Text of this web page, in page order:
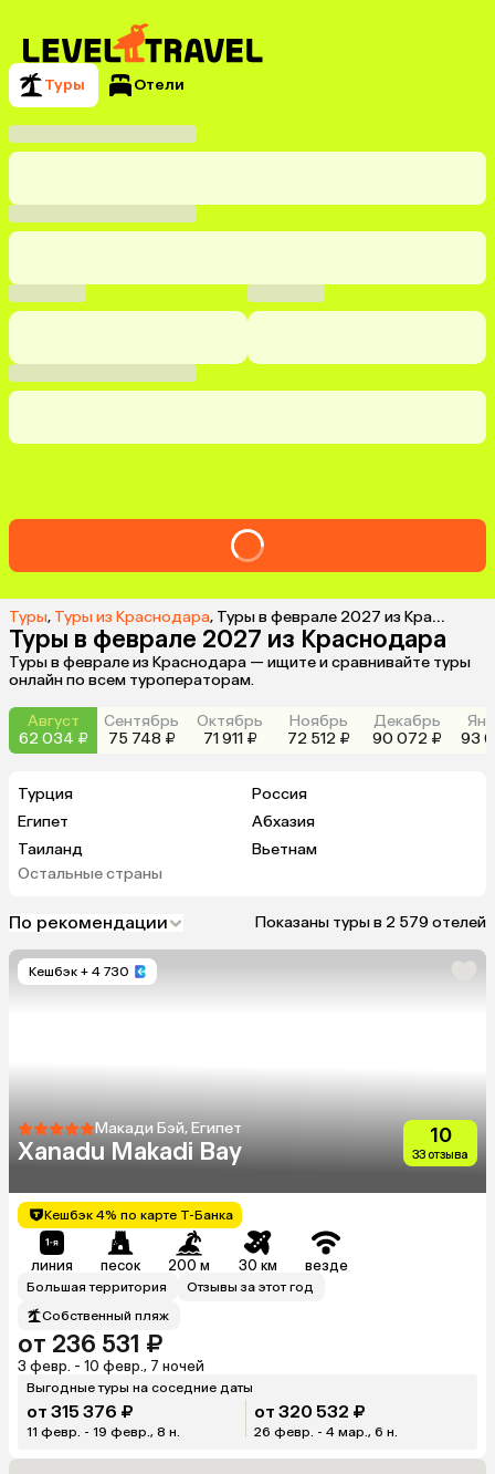
Туры Отели
Туры, Туры из Краснодара, Туры в феврале 2027 из Краснодара
Туры в феврале 2027 из Краснодара
Туры в феврале из Краснодара — ищите и сравнивайте туры
онлайн по всем туроператорам.
Август
62 034 ₽
Сентябрь
75 748 ₽
Октябрь
71 911 ₽
Ноябрь
72 512 ₽
Декабрь
90 072 ₽
93
Турция
Россия
Египет
Абхазия
Таиланд
Вьетнам
ОАЭ
Беларусь
Армения
Сейшелы
Казахстан
Иордания
Венесуэла
Таджикистан
Болгария
Остальные страны
По рекомендации Показаны туры в 2 579 отелей
Кешбэк + 4 730
Макади Бэй, Египет
Xanadu Makadi Bay
10
33 отзыва
Кешбэк 4% по карте Т-Банка
линия песок 200 м 30 км везде
Большая территория
Отзывы за этот год
Собственный пляж
от 236 531 ₽
3 февр. - 10 февр., 7 ночей
Выгодные туры на соседние даты
от 315 376 ₽
11 февр. - 19 февр., 8 н.
от 320 532 ₽
26 февр. - 4 мар., 6 н.